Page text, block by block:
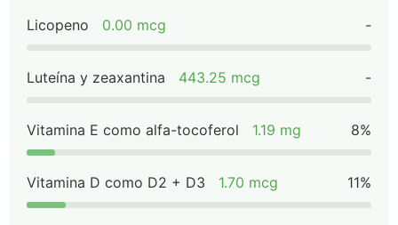
Licopeno 0.00 mcg -
Luteína y zeaxantina 443.25 mcg -
Vitamina E como alfa-tocoferol 1.19 mg 8%
Vitamina D como D2 + D3 1.70 mcg 11%